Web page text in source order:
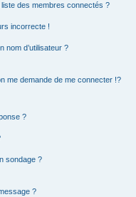
des membres connectés ?
incorrecte !
nom d’utilisateur ?
me demande de me connecter !?
?
sondage ?
?